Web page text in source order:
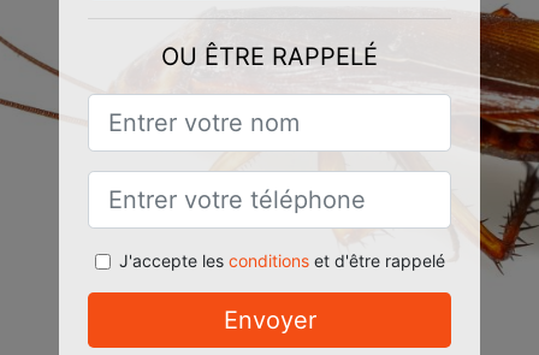
OU ÊTRE RAPPELÉ
J'accepte les conditionset d'être rappelé
Envoyer